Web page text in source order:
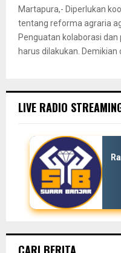
Martapura,- Diperlukan
tentang reforma agraria
Penguatan kolaborasi
harus dilakukan. Demikian
LIVE RADIO
CARI BERITA